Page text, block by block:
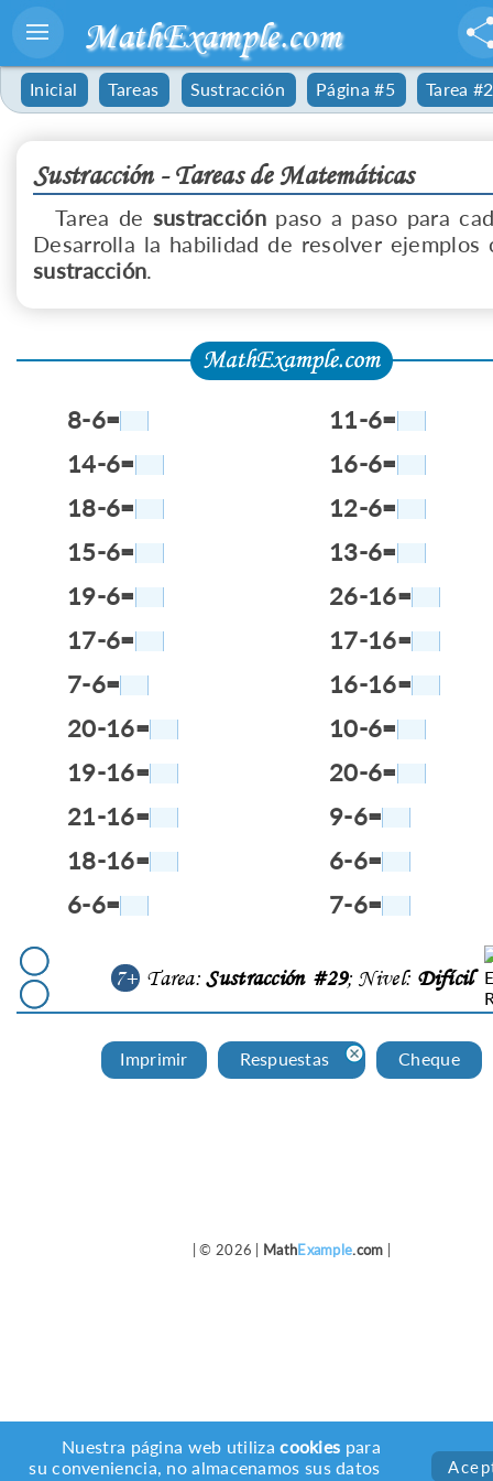
MathExample.com
Inicial Tareas Sustracción Página #5 Tarea
Sustracción - Tareas de Matemáticas
Tarea de sustracciónpaso a paso para
Desarrolla la habilidad de resolver ejemplos
sustracción.
8-6=
11-6=
14-6=
16-6=
18-6=
12-6=
15-6=
13-6=
19-6=
26-16=
17-6=
17-16=
7-6=
16-16=
20-16=
10-6=
19-16=
20-6=
21-16=
9-6=
18-16=
6-6=
6-6=
7-6=
7+ Tarea:Sustracción #29; Nivel: Difícil
Imprimir Respuestas Cheque
| © 2026 | MathExample.com
Nuestra página web utilizacookies para
su conveniencia, no almacenamos sus datos